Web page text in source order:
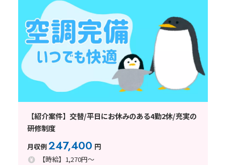
【紹介案件】交替/平日にお休みのある4勤2休/充実の
研修制度
月収例247,400 円
【時給】1,270円～